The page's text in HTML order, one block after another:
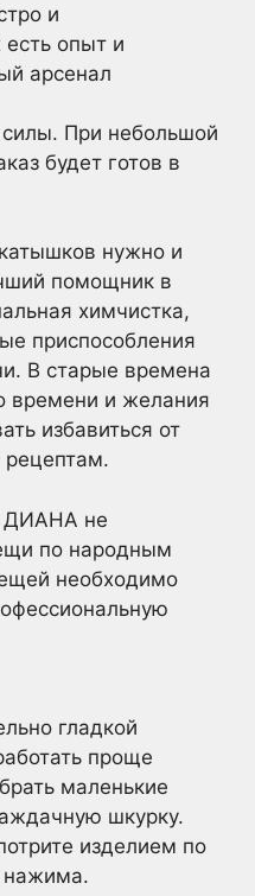
и
опыт и
арсенал
При небольшой
будет готов в
нужно и
помощник в
химчистка,
приспособления
В старые времена
времени и желания
избавиться от
ДИАНА не
по народным
необходимо
гладкой
проще
маленькие
шкурку.
изделием по
нажима.